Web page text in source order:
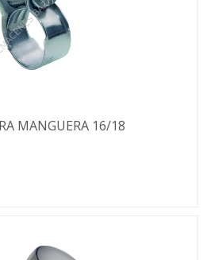
MANGUERA 16/18